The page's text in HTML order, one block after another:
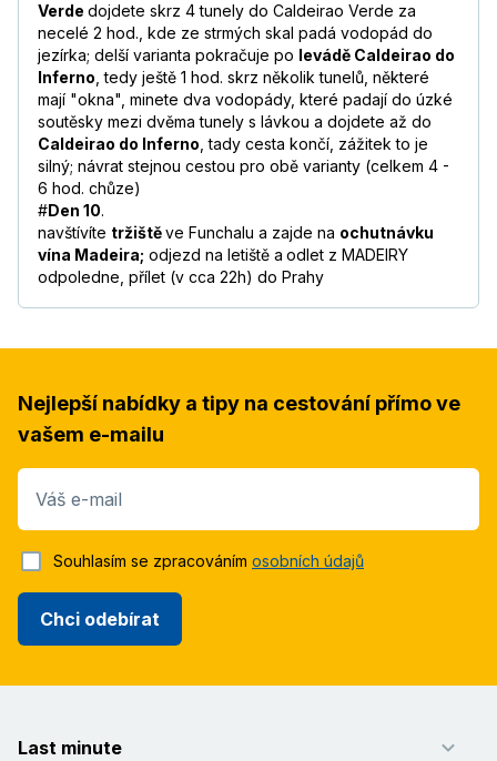
Verde dojdete skrz 4 tunely do Caldeirao Verde za
necelé 2 hod., kde ze strmých skal padá vodopád do
jezírka; delší varianta pokračuje po levádě Caldeirao do
Inferno , tedy ještě 1 hod. skrz několik tunelů, některé
mají "okna", minete dva vodopády, které padají do úzké
soutěsky mezi dvěma tunely s lávkou a dojdete až do
Caldeirao do Inferno , tady cesta končí, zážitek to je
silný; návrat stejnou cestou pro obě varianty (celkem 4 -
6 hod. chůze)
#Den 10.
navštívíte tržištěve Funchalu a zajde na ochutnávku
vína Madeira; odjezd na letiště a odlet z MADEIRY
odpoledne, přílet (v cca 22h) do Prahy
Nejlepší nabídky a tipy na cestování přímo ve
vašem e-mailu
Váš e-mail
Chci odebírat
Souhlasím se zpracováním osobních údajů
Last minute